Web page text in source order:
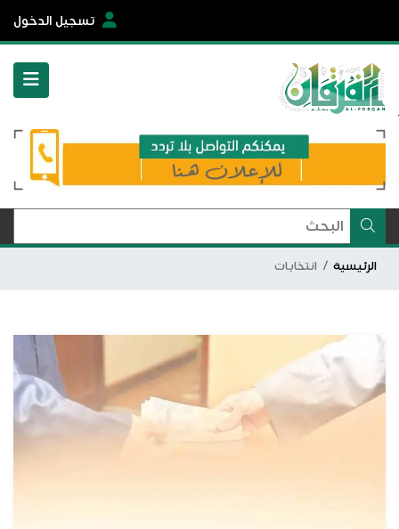
تسجيل الدخول
الرئيسية انتخابات